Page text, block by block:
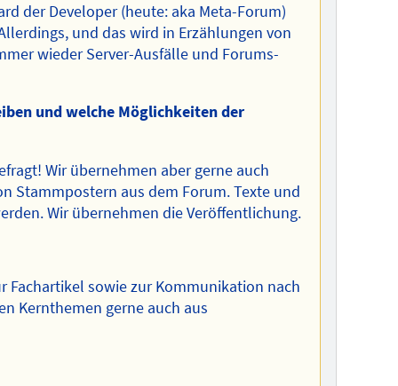
der Developer (heute: aka Meta-Forum)
und das wird in Erzählungen von
wieder Server-Ausfälle und Forums-
und welche Möglichkeiten der
Wir übernehmen aber gerne auch
Stammpostern aus dem Forum. Texte und
Wir übernehmen die Veröffentlichung.
Fachartikel sowie zur Kommunikation nach
Kernthemen gerne auch aus